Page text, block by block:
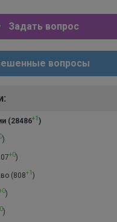
Задать вопрос
вопросы
(28486+1 )
)
+0)
(808+1 )
)
)